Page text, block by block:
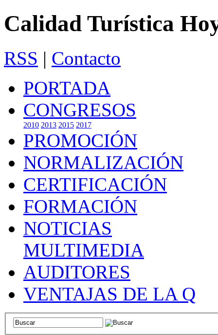
Calidad Turística
RSS | Contacto
PORTADA
CONGRESOS
2010 2013 2015 2017
PROMOCIÓN
NORMALIZACIÓN
CERTIFICACIÓN
FORMACIÓN
NOTICIAS
MULTIMEDIA
AUDITORES
VENTAJAS DE LA Q